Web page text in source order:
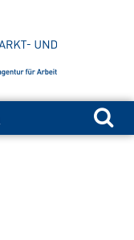
Suchen nach: